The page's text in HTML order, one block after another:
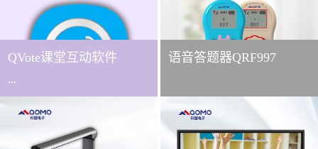
QVote课堂互动软件
...
下载QVote授课软件课堂互
语音答题器QRF997